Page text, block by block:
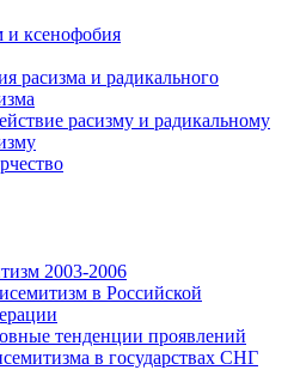
и ксенофобия
расизма и радикального
расизму и радикальному
2003-2006
в Российской
тенденции проявлений
в государствах СНГ